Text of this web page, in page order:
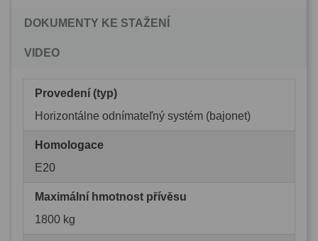
DOKUMENTY KE STAŽENÍ
VIDEO
Provedení (typ)
Horizontálne odnímateľný systém (bajonet)
Homologace
E20
Maximální hmotnost přívěsu
1800 kg